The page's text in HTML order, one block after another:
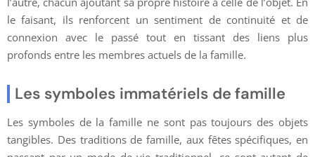
le faisant, ils renforcent un sentiment de continuité et de
connexion avec le passé tout en tissant des liens plus
profonds entre les membres actuels de la famille.
Les symboles immatériels de famille
Les symboles de la famille ne sont pas toujours des objets
tangibles. Des traditions de famille, aux fêtes spécifiques, en